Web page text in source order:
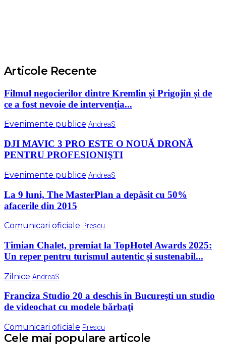
Articole Recente
Filmul negocierilor dintre Kremlin și Prigojin și de
ce a fost nevoie de intervenția...
Evenimente publice AndreaS
DJI MAVIC 3 PRO ESTE O NOUĂ DRONĂ
PENTRU PROFESIONIŞTI
Evenimente publice AndreaS
La 9 luni, The MasterPlan a depăsit cu 50%
afacerile din 2015
Comunicari oficiale Prescu
Timian Chalet, premiat la TopHotel Awards 2025:
Un reper pentru turismul autentic și sustenabil...
Zilnice AndreaS
Franciza Studio 20 a deschis în Bucureşti un studio
de videochat cu modele bărbaţi
Comunicari oficiale Prescu
Cele mai populare articole